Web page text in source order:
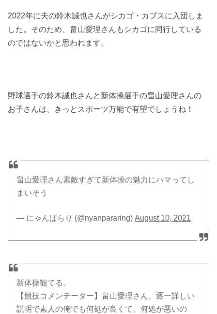
2022年に夫の鈴木誠也さんがシカゴ・カブスに入団しま
した。そのため、畠山愛理さんもシカゴに同行している
のではないかと思われます。
野球選手の鈴木誠也さんと新体操選手の畠山愛理さんの
お子さんは、きっとスポーツ万能で有望でしょうね！
畠山愛理さん素敵すぎて新体操の魅力にハマってし
まいそう
— にゃんぱらり (@nyanpararing)August 10, 2021
新体操観てる。
【競技コメンテーター】畠山愛理さん、逐一詳しい
説明で素人の俺でも何処が良くて、何処が悪いの